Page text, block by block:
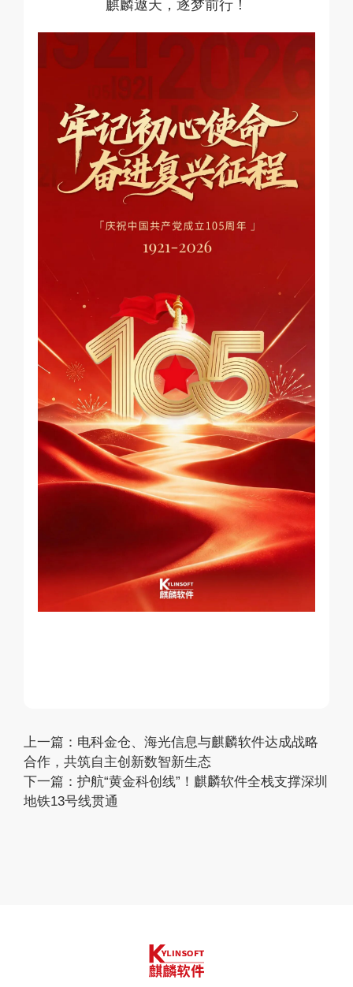
麒麟遨天，逐梦前行！
上一篇： 电科金仓、海光信息与麒麟软件达成战略
合作，共筑自主创新数智新生态
下一篇： 护航“黄金科创线”！麒麟软件全栈支撑深圳
地铁13号线贯通